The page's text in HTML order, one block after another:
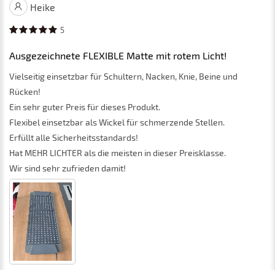
Heike
5
Ausgezeichnete FLEXIBLE Matte mit rotem Licht!
Vielseitig einsetzbar für Schultern, Nacken, Knie, Beine und
Rücken!
Ein sehr guter Preis für dieses Produkt.
Flexibel einsetzbar als Wickel für schmerzende Stellen.
Erfüllt alle Sicherheitsstandards!
Hat MEHR LICHTER als die meisten in dieser Preisklasse.
Wir sind sehr zufrieden damit!